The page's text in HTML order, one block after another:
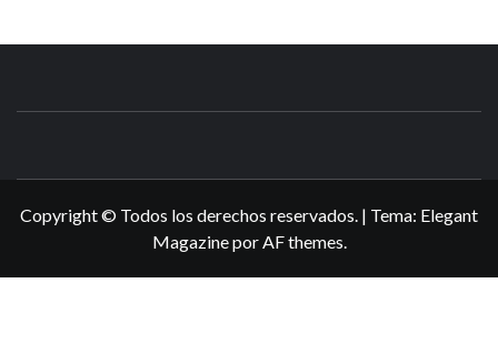
Copyright © Todos los derechos reservados. | Tema: Elegant
MagazineporAF themes.